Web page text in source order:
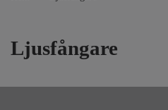
Ljusfångare